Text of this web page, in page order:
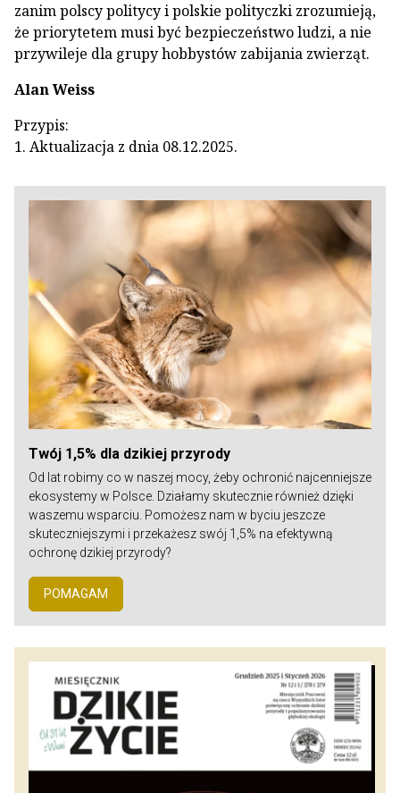
zanim polscy politycy i polskie polityczki zrozumieją,
że priorytetem musi być bezpieczeństwo ludzi, a nie
przywileje dla grupy hobbystów zabijania zwierząt.
Alan Weiss
Przypis:
1. Aktualizacja z dnia 08.12.2025.
Twój 1,5% dla dzikiej przyrody
Od lat robimy co w naszej mocy, żeby ochronić najcenniejsze
ekosystemy w Polsce. Działamy skutecznie również dzięki
waszemu wsparciu. Pomożesz nam w byciu jeszcze
skuteczniejszymi i przekażesz swój 1,5% na efektywną
ochronę dzikiej przyrody?
POMAGAM